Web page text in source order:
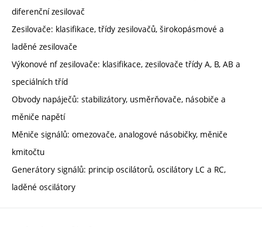
diferenční zesilovač
Zesilovače: klasifikace, třídy zesilovačů, širokopásmové a
laděné zesilovače
Výkonové nf zesilovače: klasifikace, zesilovače třídy A, B, AB a
speciálních tříd
Obvody napáječů: stabilizátory, usměrňovače, násobiče a
měniče napětí
Měniče signálů: omezovače, analogové násobičky, měniče
kmitočtu
Generátory signálů: princip oscilátorů, oscilátory LC a RC,
laděné oscilátory